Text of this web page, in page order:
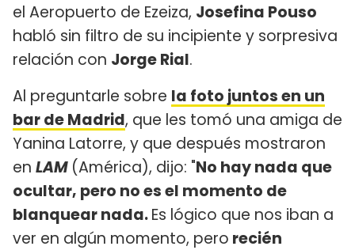
el Aeropuerto de Ezeiza, Josefina Pouso
habló sin filtro de su incipiente y sorpresiva
relación con Jorge Rial.
Al preguntarle sobre la foto juntos en un
bar de Madrid, que les tomó una amiga de
Yanina Latorre, y que después mostraron
en LAM (América), dijo: "No hay nada que
ocultar, pero no es el momento de
blanquear nada.Es lógico que nos iban a
ver en algún momento, pero recién